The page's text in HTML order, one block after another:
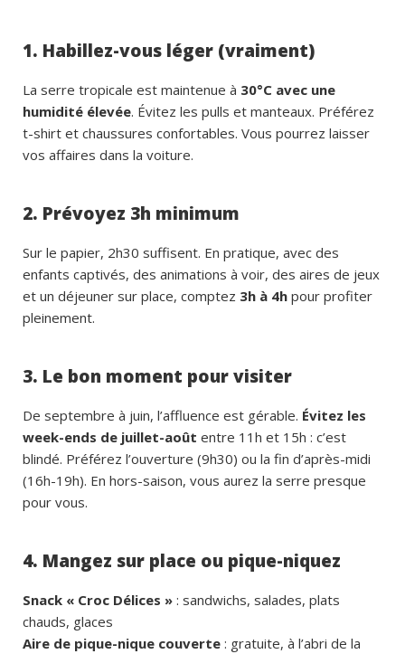
1. Habillez-vous léger (vraiment)
La serre tropicale est maintenue à 30°C avec une
humidité élevée. Évitez les pulls et manteaux. Préférez
t-shirt et chaussures confortables. Vous pourrez laisser
vos affaires dans la voiture.
2. Prévoyez 3h minimum
Sur le papier, 2h30 suffisent. En pratique, avec des
enfants captivés, des animations à voir, des aires de jeux
et un déjeuner sur place, comptez 3h à 4h pour profiter
pleinement.
3. Le bon moment pour visiter
De septembre à juin, l’affluence est gérable. Évitez les
week-ends de juillet-août entre 11h et 15h : c’est
blindé. Préférez l’ouverture (9h30) ou la fin d’après-midi
(16h-19h). En hors-saison, vous aurez la serre presque
pour vous.
4. Mangez sur place ou pique-niquez
Snack « Croc Délices » : sandwichs, salades, plats
chauds, glaces
Aire de pique-nique couverte : gratuite, à l’abri de la